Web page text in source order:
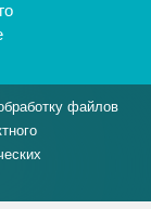
файлов